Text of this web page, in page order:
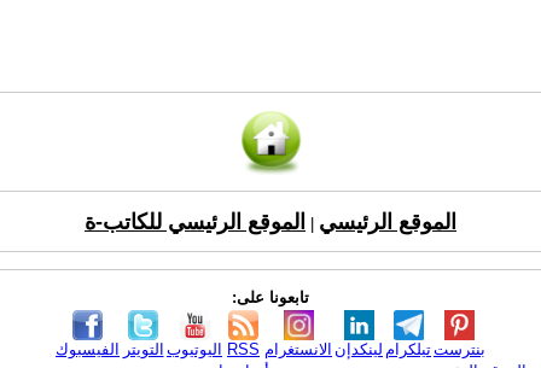
الموقع الرئيسي الموقع الرئيسي للكاتب-ة
تابعونا على:
الفيسبوك التويتر اليوتيوب RSS الانستغرام لينكدإن تيلكرامبنترست